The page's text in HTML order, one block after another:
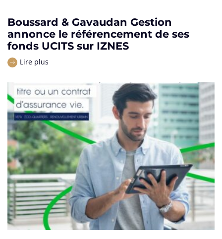
Boussard & Gavaudan Gestion
annonce le référencement de ses
fonds UCITS sur IZNES
Lire plus